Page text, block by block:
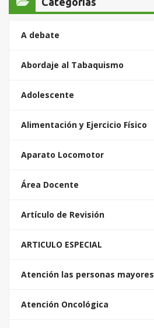
A debate
Abordaje al Tabaquismo
Adolescente
Alimentación y Ejercicio Físico
Aparato Locomotor
Área Docente
Artículo de Revisión
ARTICULO ESPECIAL
Atención las personas mayores
Atención Oncológica